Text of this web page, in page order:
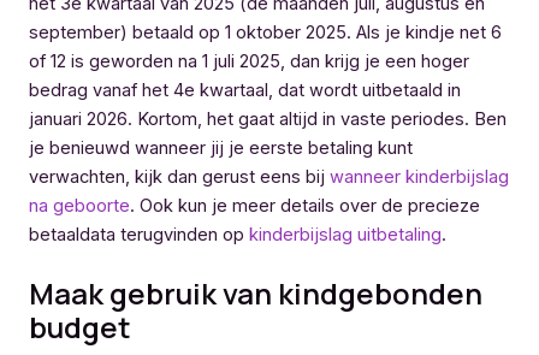
september) betaald op 1 oktober 2025. Als je kindje net 6
of 12 is geworden na 1 juli 2025, dan krijg je een hoger
bedrag vanaf het 4e kwartaal, dat wordt uitbetaald in
januari 2026. Kortom, het gaat altijd in vaste periodes. Ben
je benieuwd wanneer jij je eerste betaling kunt
verwachten, kijk dan gerust eens bij wanneer kinderbijslag
na geboorte. Ook kun je meer details over de precieze
betaaldata terugvinden op kinderbijslag uitbetaling.
Maak gebruik van kindgebonden
budget